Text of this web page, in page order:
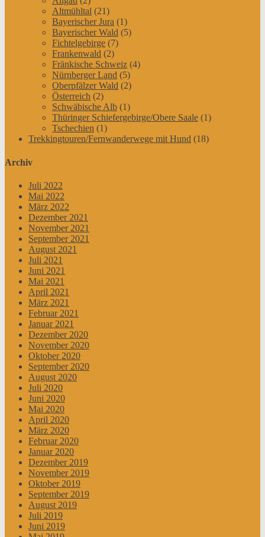
Altmühltal (21)
Bayerischer Jura (1)
Bayerischer Wald (5)
Fichtelgebirge (7)
Frankenwald (2)
Fränkische Schweiz (4)
Nürnberger Land (5)
Oberpfälzer Wald (2)
Österreich (2)
Schwäbische Alb (1)
Thüringer Schiefergebirge/Obere Saale (1)
Tschechien (1)
Trekkingtouren/Fernwanderwege mit Hund (18)
Archiv
Juli 2022
Mai 2022
März 2022
Dezember 2021
November 2021
September 2021
August 2021
Juli 2021
Juni 2021
Mai 2021
April 2021
März 2021
Februar 2021
Januar 2021
Dezember 2020
November 2020
Oktober 2020
September 2020
August 2020
Juli 2020
Juni 2020
Mai 2020
April 2020
März 2020
Februar 2020
Januar 2020
Dezember 2019
November 2019
Oktober 2019
September 2019
August 2019
Juli 2019
Juni 2019